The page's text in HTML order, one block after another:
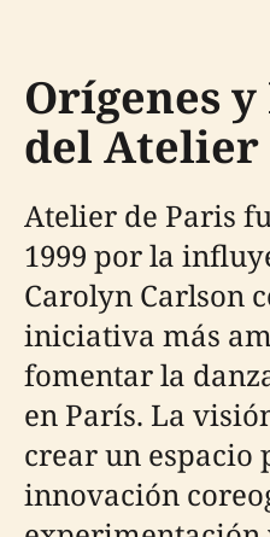
Orígenes
del Atelier
Atelier de Paris
1999 por la
Carolyn Carlson
iniciativa más
fomentar la
en París. La
crear un espacio
innovación